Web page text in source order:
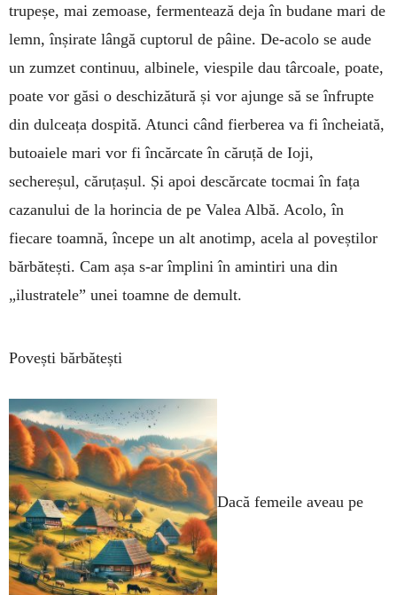
trupeșe, mai zemoase, fermentează deja în budane mari de
lemn, înșirate lângă cuptorul de pâine. De-acolo se aude
un zumzet continuu, albinele, viespile dau târcoale, poate,
poate vor găsi o deschizătură și vor ajunge să se înfrupte
din dulceața dospită. Atunci când fierberea va fi încheiată,
butoaiele mari vor fi încărcate în căruță de Ioji,
sechereșul, căruțașul. Și apoi descărcate tocmai în fața
cazanului de la horincia de pe Valea Albă. Acolo, în
fiecare toamnă, începe un alt anotimp, acela al poveștilor
bărbătești. Cam așa s-ar împlini în amintiri una din
„ilustratele” unei toamne de demult.
Povești bărbătești
Dacă femeile aveau pe